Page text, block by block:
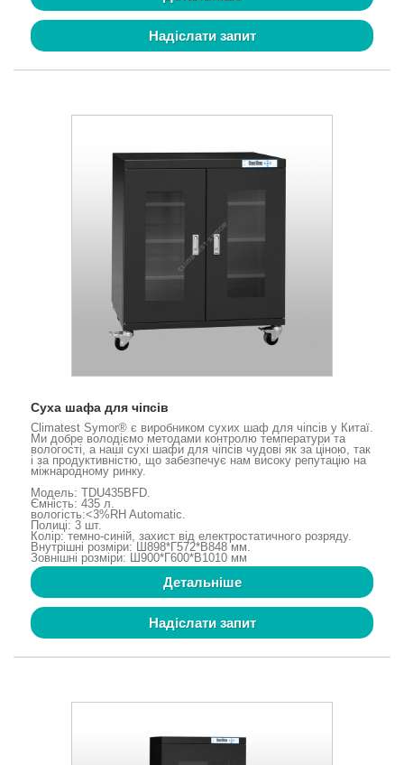
Надіслати запит
Суха шафа для чіпсів
Climatest Symor® є виробником сухих шаф для чіпсів у Китаї.
Ми добре володіємо методами контролю температури та
вологості, а наші сухі шафи для чіпсів чудові як за ціною, так
і за продуктивністю, що забезпечує нам високу репутацію на
міжнародному ринку.
Модель: TDU435BFD.
Ємність: 435 л.
вологість:<3%RH Automatic.
Полиці: 3 шт.
Колір: темно-синій, захист від електростатичного розряду.
Внутрішні розміри: Ш898*Г572*В848 мм.
Зовнішні розміри: Ш900*Г600*В1010 мм
Детальніше
Надіслати запит